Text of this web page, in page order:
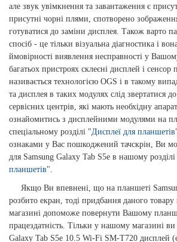
але звук увімкнення та завантаження є
присутні чорні плями, спотворено
готуватися до заміни дисплея. Також варто
спосіб - це тільки візуальна діагностика і
ймовірності виявлення несправності у
багатьох пристроях склеєні дисплей і
називається технологією OGS і в такому
та дисплея в таких модулях слід звертатися
сервісних центрів, які мають необхідну
ознайомитись з дисплейними модулями на
спеціальному розділі "Дисплеї для планшетів
ознаками у Вас пошкоджений тачскрін, Ви
для Samsung Galaxy Tab S5e в нашому
планшетів".
Якщо Ви впевнені, що на планшеті
розбито екран, тоді придбання даного
магазині допоможе повернути Вашому
працездатність. Тільки у нашому магазині ви
Galaxy Tab S5e 10.5 Wi-Fi SM-T720 дисплей